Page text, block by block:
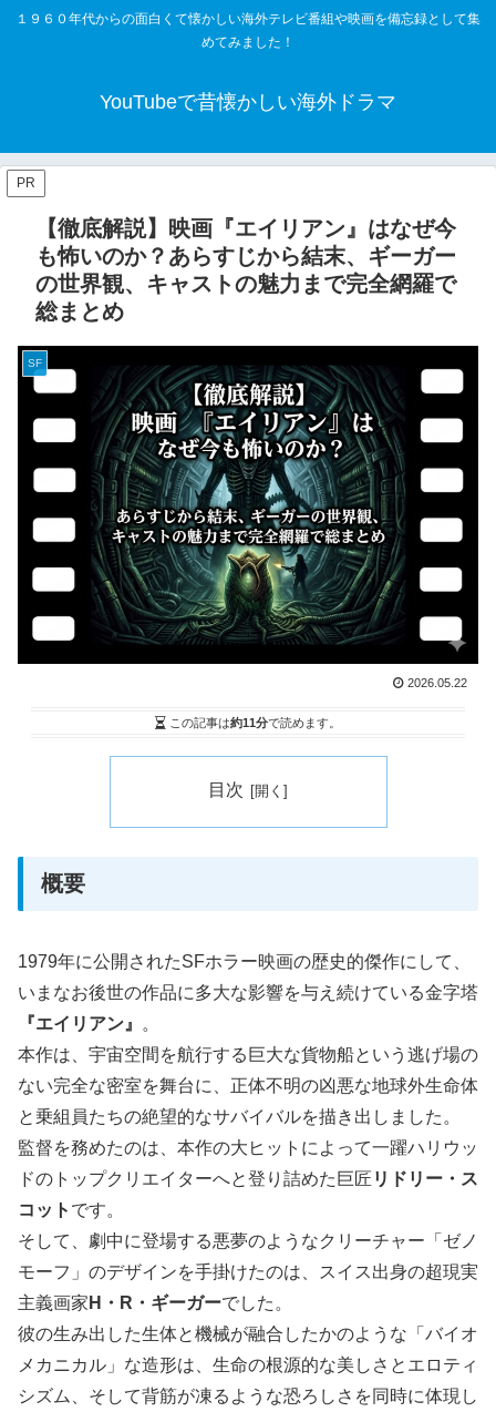
１９６０年代からの面白くて懐かしい海外テレビ番組や映画を備忘録として集
めてみました！
YouTubeで昔懐かしい海外ドラマ
PR
【徹底解説】映画『エイリアン』はなぜ今
も怖いのか？あらすじから結末、ギーガー
の世界観、キャストの魅力まで完全網羅で
総まとめ
SF
2026.05.22
この記事は約11分で読めます。
目次
概要
1979年に公開されたSFホラー映画の歴史的傑作にして、
いまなお後世の作品に多大な影響を与え続けている金字塔
『エイリアン』
。
本作は、宇宙空間を航行する巨大な貨物船という逃げ場の
ない完全な密室を舞台に、正体不明の凶悪な地球外生命体
と乗組員たちの絶望的なサバイバルを描き出しました。
監督を務めたのは、本作の大ヒットによって一躍ハリウッ
ドのトップクリエイターへと登り詰めた巨匠 リドリー・ス
コット です。
そして、劇中に登場する悪夢のようなクリーチャー「ゼノ
モーフ」のデザインを手掛けたのは、スイス出身の超現実
主義画家 H・R・ギーガーでした。
彼の生み出した生体と機械が融合したかのような「バイオ
メカニカル」な造形は、生命の根源的な美しさとエロティ
シズム、そして背筋が凍るような恐ろしさを同時に体現し